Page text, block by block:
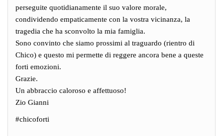
perseguite quotidianamente il suo valore morale,
condividendo empaticamente con la vostra vicinanza, la
tragedia che ha sconvolto la mia famiglia.
Sono convinto che siamo prossimi al traguardo (rientro di
Chico) e questo mi permette di reggere ancora bene a queste
forti emozioni.
Grazie.
Un abbraccio caloroso e affettuoso!
Zio Gianni
#chicoforti